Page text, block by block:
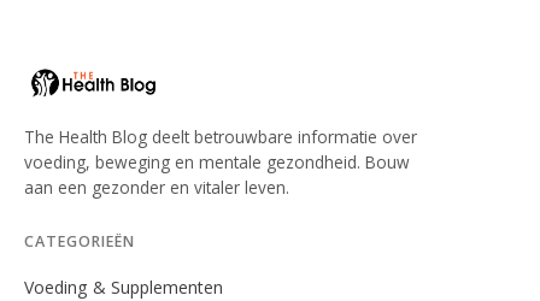
The Health Blog deelt betrouwbare informatie over
voeding, beweging en mentale gezondheid. Bouw
aan een gezonder en vitaler leven.
CATEGORIEËN
Voeding & Supplementen